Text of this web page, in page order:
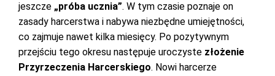
jeszcze „próba ucznia”. W tym czasie poznaje on
zasady harcerstwa i nabywa niezbędne umiejętności,
co zajmuje nawet kilka miesięcy. Po pozytywnym
przejściu tego okresu następuje uroczyste złożenie
Przyrzeczenia Harcerskiego. Nowi harcerze